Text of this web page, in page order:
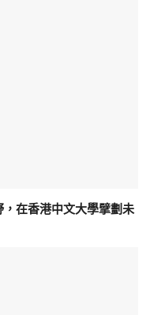
在香港中文大學擘劃未